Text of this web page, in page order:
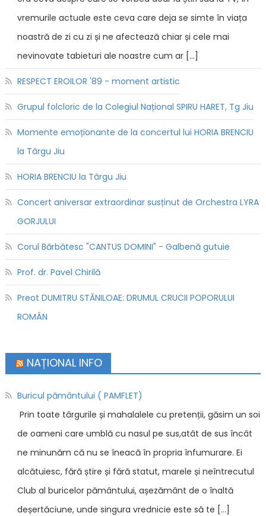
vremurile actuale este ceva care deja se simte în viața
noastră de zi cu zi și ne afectează chiar și cele mai
nevinovate tabieturi ale noastre cum ar […]
RESPECT EROILOR '89 - moment artistic
Grupul folcloric de la Colegiul Național SPIRU HARET, Tg Jiu
Momente emoționante de la concertul lui HORIA BRENCIU
la Târgu Jiu
HORIA BRENCIU la Târgu Jiu
Concert aniversar extraordinar susținut de Orchestra LYRA
GORJULUI
Corul Bărbătesc "CANTUS DOMINI" - Galbenă gutuie
Prof. dr. Pavel Chirilă
Preot DUMITRU STĂNILOAE: DRUMUL CRUCII POPORULUI
ROMÂN
NAȚIONAL INFO
Buricul pământului ( PAMFLET)
Prin toate târgurile și mahalalele cu pretenții, găsim un soi
de oameni care umblă cu nasul pe sus,atât de sus încât
ne minunăm că nu se îneacă în propria înfumurare. Ei
alcătuiesc, fără știre și fără statut, marele și neîntrecutul
Club al buricelor pământului, așezământ de o înaltă
deșertăciune, unde singura vrednicie este să te […]